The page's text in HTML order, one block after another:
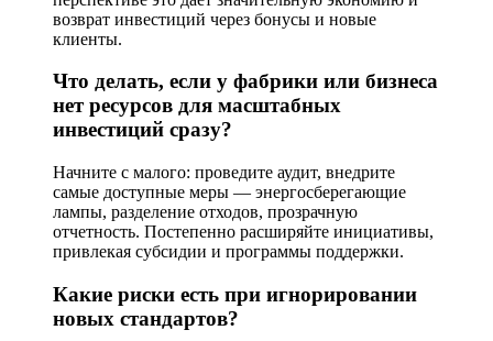
возврат инвестиций через бонусы и новые
клиенты.
Что делать, если у фабрики или бизнеса
нет ресурсов для масштабных
инвестиций сразу?
Начните с малого: проведите аудит, внедрите
самые доступные меры — энергосберегающие
лампы, разделение отходов, прозрачную
отчетность. Постепенно расширяйте инициативы,
привлекая субсидии и программы поддержки.
Какие риски есть при игнорировании
новых стандартов?